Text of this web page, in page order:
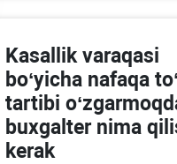
Kasallik varaqasi
boʻyicha nafaqa
tartibi
buхgalter nima
kerak